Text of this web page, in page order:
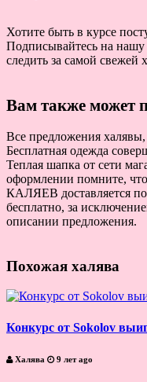
Хотите быть в курсе
Подписывайтесь на нашу
следить за самой свежей
Вам также может
Все предложения
Бесплатная одежда
Теплая шапка от сети
оформлении помните,
КАЛЯЕВ доставляется
бесплатно, за
описании предложения.
Похожая халява
Конкурс от Sokolov
Халява 9 лет ago